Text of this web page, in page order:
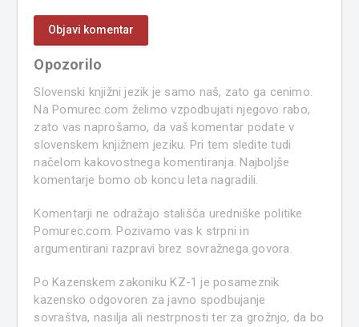
Opozorilo
Slovenski knjižni jezik je samo naš, zato ga cenimo.
Na Pomurec.com želimo vzpodbujati njegovo rabo,
zato vas naprošamo, da vaš komentar podate v
slovenskem knjižnem jeziku. Pri tem sledite tudi
načelom kakovostnega komentiranja. Najboljše
komentarje bomo ob koncu leta nagradili.
Komentarji ne odražajo stališča uredniške politike
Pomurec.com. Pozivamo vas k strpni in
argumentirani razpravi brez sovražnega govora.
Po Kazenskem zakoniku KZ-1 je posameznik
kazensko odgovoren za javno spodbujanje
sovraštva, nasilja ali nestrpnosti ter za grožnjo, da bo